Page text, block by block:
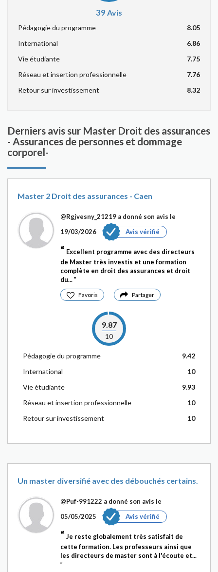
39Avis
Pédagogie du programme
8.05
International
6.86
Vie étudiante
7.75
Réseau et insertion professionnelle
7.76
Retour sur investissement
8.32
Derniers avis sur Master Droit des assurances
- Assurances de personnes et dommage
corporel-
Master 2 Droit des assurances - Caen
@Rgjvesny_21219 a donné son avis le
19/03/2026
Avis vérifié
Excellent programme avec des directeurs
de Master très investis et une formation
complète en droit des assurances et droit
du...
Favoris Partager
9.87
10
Pédagogie du programme
9.42
International
10
Vie étudiante
9.93
Réseau et insertion professionnelle
10
Retour sur investissement
10
Un master diversifié avec des débouchés certains.
@Puf-991222 a donné son avis le
05/05/2025
Avis vérifié
Je reste globalement très satisfait de
cette formation. Les professeurs ainsi que
les directeurs de master sont à l'écoute et...